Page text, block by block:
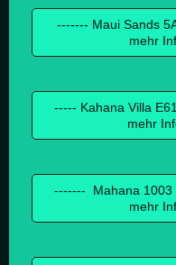
------- Maui Sands
mehr
----- Kahana Villa
mehr
------- Mahana
mehr